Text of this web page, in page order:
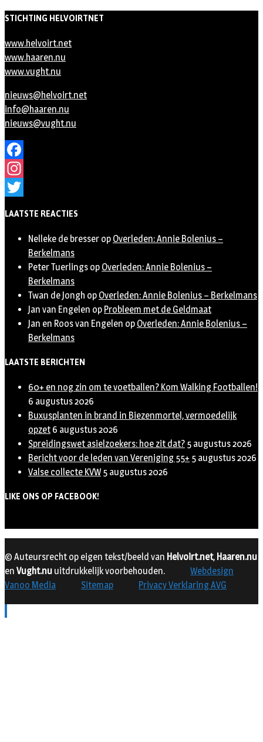
STICHTING HELVOIRTNET
www.helvoirt.net
www.haaren.nu
www.vught.nu
nieuws@helvoirt.net
info@haaren.nu
nieuws@vught.nu
Facebook
Instagram
LAATSTE REACTIES
Nelleke de bresser op Overleden: Annie Bolenius –
Berkelmans
Peter Tuerlings op Overleden: Annie Bolenius –
Berkelmans
Twan de Jongh op Overleden: Annie Bolenius – Berkelmans
Jan van Engelen op Probleem met de Geldmaat
Jan en Roos van Engelen op Overleden: Annie Bolenius –
Berkelmans
LAATSTE BERICHTEN
60+ en nog zin om te voetballen? Kom Walking Footballen!
6 augustus 2026
Buxusplanten in brand in Biezenmortel, vermoedelijk
opzet 6 augustus 2026
Spreidingswet asielzoekers: hoe zit dat? 5 augustus 2026
Bericht voor de leden van Vereniging 55+ 5 augustus 2026
Valse collecte KVW 5 augustus 2026
LIKE ONS OP FACEBOOK!
© Auteursrecht op eigen tekst/beeld van Helvoirt.net, Haaren.nu
en Vught.nu uitdrukkelijk voorbehouden.
Webdesign
Vanoo Media
Sitemap Privacy Verklaring AVG